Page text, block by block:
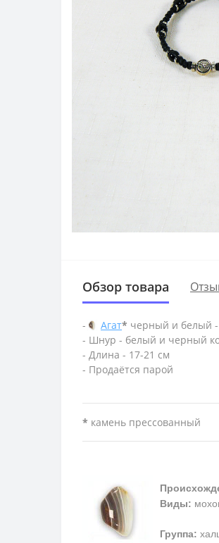
Обзор товара
- Агат* черный и белый
- Шнур - белый и черный
- Длина - 17-21 см
- Продаётся парой
* камень прессованный
Виды:
Группа: